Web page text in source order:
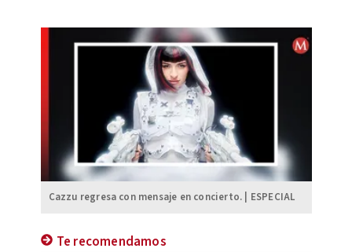
Cazzu regresa con mensaje en concierto. | ESPECIAL
Te recomendamos